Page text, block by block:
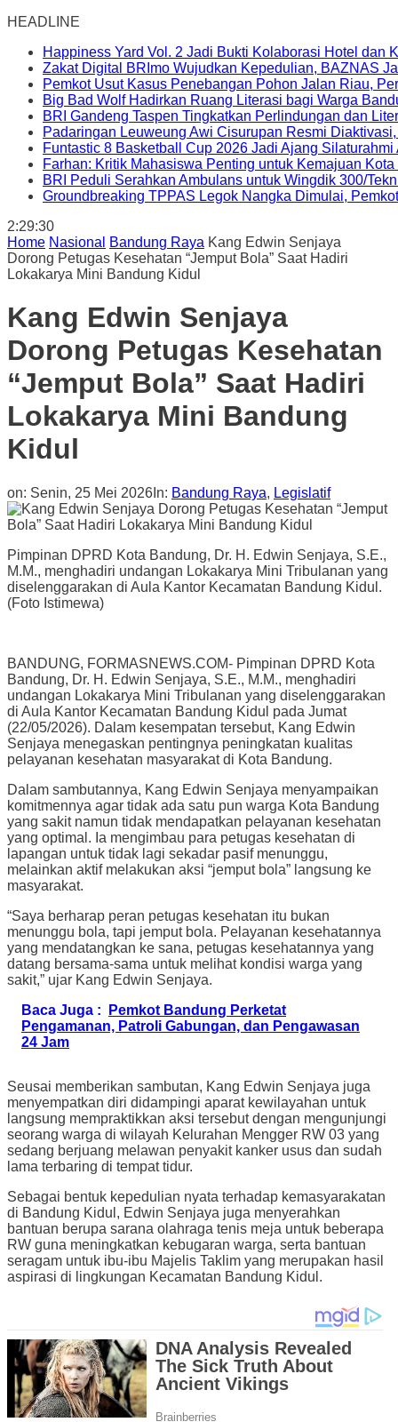
HEADLINE
Happiness Yard Vol. 2 Jadi Bukti Kolaborasi Hotel dan
Zakat Digital BRImo Wujudkan Kepedulian, BAZNAS
Pemkot Usut Kasus Penebangan Pohon Jalan Riau,
Big Bad Wolf Hadirkan Ruang Literasi bagi Warga
BRI Gandeng Taspen Tingkatkan Perlindungan dan
Padaringan Leuweung Awi Cisurupan Resmi
Funtastic 8 Basketball Cup 2026 Jadi Ajang
Farhan: Kritik Mahasiswa Penting untuk Kemajuan
BRI Peduli Serahkan Ambulans untuk Wingdik 300/
Groundbreaking TPPAS Legok Nangka Dimulai,
2:29:31
Home Nasional Bandung Raya Kang Edwin Senjaya
Dorong Petugas Kesehatan “Jemput Bola” Saat Hadiri
Lokakarya Mini Bandung Kidul
Kang Edwin Senjaya
Dorong Petugas Kesehatan
“Jemput Bola” Saat Hadiri
Lokakarya Mini Bandung
Kidul
on: Senin, 25 Mei 2026 In: Bandung Raya, Legislatif
Pimpinan DPRD Kota Bandung, Dr. H. Edwin Senjaya, S.E.,
M.M., menghadiri undangan Lokakarya Mini Tribulanan yang
diselenggarakan di Aula Kantor Kecamatan Bandung Kidul.
(Foto Istimewa)
BANDUNG, FORMASNEWS.COM- Pimpinan DPRD Kota
Bandung, Dr. H. Edwin Senjaya, S.E., M.M., menghadiri
undangan Lokakarya Mini Tribulanan yang diselenggarakan
di Aula Kantor Kecamatan Bandung Kidul pada Jumat
(22/05/2026). Dalam kesempatan tersebut, Kang Edwin
Senjaya menegaskan pentingnya peningkatan kualitas
pelayanan kesehatan masyarakat di Kota Bandung.
Dalam sambutannya, Kang Edwin Senjaya menyampaikan
komitmennya agar tidak ada satu pun warga Kota Bandung
yang sakit namun tidak mendapatkan pelayanan kesehatan
yang optimal. Ia mengimbau para petugas kesehatan di
lapangan untuk tidak lagi sekadar pasif menunggu,
melainkan aktif melakukan aksi “jemput bola” langsung ke
masyarakat.
“Saya berharap peran petugas kesehatan itu bukan
menunggu bola, tapi jemput bola. Pelayanan kesehatannya
yang mendatangkan ke sana, petugas kesehatannya yang
datang bersama-sama untuk melihat kondisi warga yang
sakit,” ujar Kang Edwin Senjaya.
Baca Juga :
Pemkot Bandung Perketat
Pengamanan, Patroli Gabungan, dan Pengawasan
24 Jam
Seusai memberikan sambutan, Kang Edwin Senjaya juga
menyempatkan diri didampingi aparat kewilayahan untuk
langsung mempraktikkan aksi tersebut dengan mengunjungi
seorang warga di wilayah Kelurahan Mengger RW 03 yang
sedang berjuang melawan penyakit kanker usus dan sudah
lama terbaring di tempat tidur.
Sebagai bentuk kepedulian nyata terhadap kemasyarakatan
di Bandung Kidul, Edwin Senjaya juga menyerahkan
bantuan berupa sarana olahraga tenis meja untuk beberapa
RW guna meningkatkan kebugaran warga, serta bantuan
seragam untuk ibu-ibu Majelis Taklim yang merupakan hasil
aspirasi di lingkungan Kecamatan Bandung Kidul.